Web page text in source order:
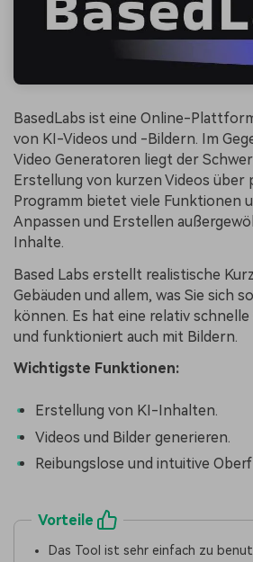
BasedLabs ist eine Online-
von KI-Videos und -Bildern. Im
Video Generatoren liegt der
Erstellung von kurzen Videos über
Programm bietet viele Funktionen
Anpassen und Erstellen
Inhalte.
Based Labs erstellt realistische
Gebäuden und allem, was Sie sich
können. Es hat eine relativ
und funktioniert auch mit Bildern.
Wichtigste Funktionen:
Erstellung von KI-Inhalten.
Videos und Bilder generieren.
Reibungslose und intuitive
Vorteile
Das Tool ist sehr einfach zu